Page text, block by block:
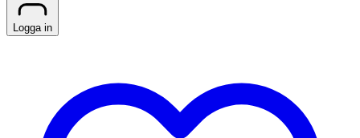
Logga in